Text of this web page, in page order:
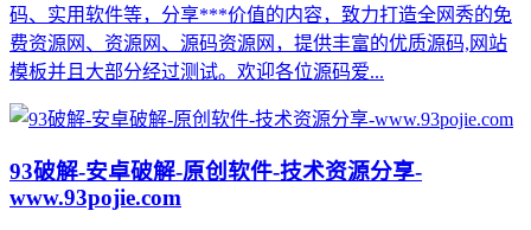
码、实用软件等，分享***价值的内容，致力打造全网秀的免
费资源网、资源网、源码资源网，提供丰富的优质源码,网站
模板并且大部分经过测试。欢迎各位源码爱...
93破解-安卓破解-原创软件-技术资源分享-
www.93pojie.com